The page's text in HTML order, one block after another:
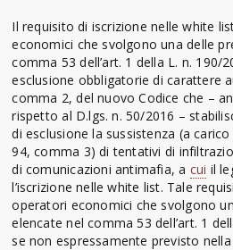
Il requisito di iscrizione nelle white
economici che svolgono una delle
comma 53 dell’art. 1 della L. n. 190/
esclusione obbligatorie di carattere
comma 2, del nuovo Codice che –
rispetto al D.lgs. n. 50/2016 –
di esclusione la sussistenza (a
94, comma 3) di tentativi di
di comunicazioni antimafia, a cui il
l’iscrizione nelle white list. Tale
operatori economici che svolgono
elencate nel comma 53 dell’art. 1
se non espressamente previsto